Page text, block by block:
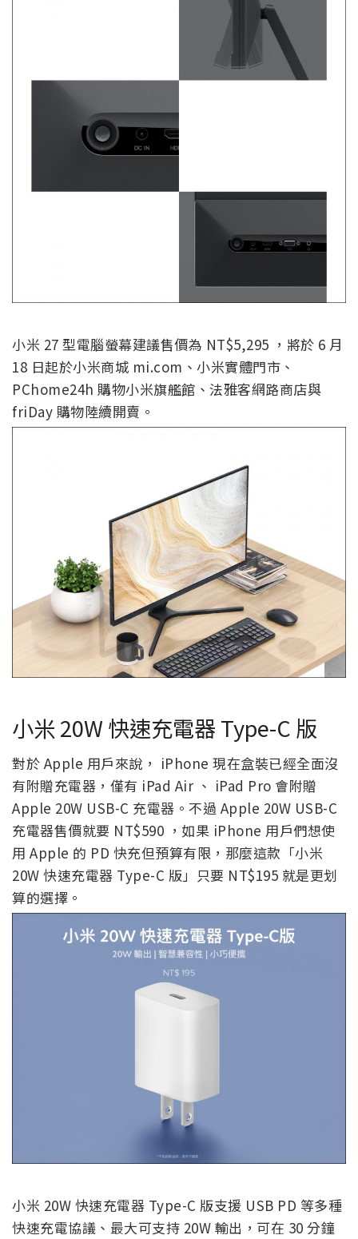
小米 27 型電腦螢幕建議售價為 NT$5,295 ，將於 6 月
18 日起於小米商城 mi.com、小米實體門市、
PChome24h 購物小米旗艦館、法雅客網路商店與
friDay 購物陸續開賣。
小米 20W 快速充電器 Type-C 版
對於 Apple 用戶來說， iPhone 現在盒裝已經全面沒
有附贈充電器，僅有 iPad Air 、 iPad Pro 會附贈
Apple 20W USB-C 充電器。不過 Apple 20W USB-C
充電器售價就要 NT$590 ，如果 iPhone 用戶們想使
用 Apple 的 PD 快充但預算有限，那麼這款「小米
20W 快速充電器 Type-C 版」只要 NT$195 就是更划
算的選擇。
小米 20W 快速充電器 Type-C 版支援 USB PD 等多種
快速充電協議、最大可支持 20W 輸出，可在 30 分鐘